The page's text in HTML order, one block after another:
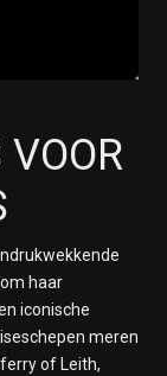
VOOR
haar
iconische
meren
of Leith,